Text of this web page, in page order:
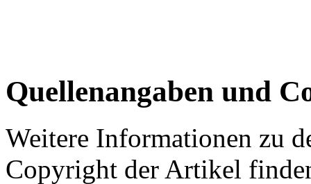
Quellenangaben und
Weitere Informationen zu
Copyright der Artikel